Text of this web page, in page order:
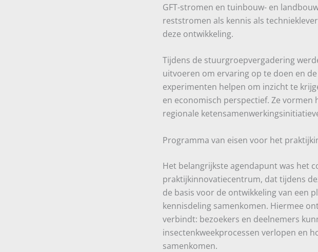
GFT-stromen en tuinbouw- en
reststromen als kennis als
deze ontwikkeling.
Tijdens de stuurgroepvergadering
uitvoeren om ervaring op te doen en
experimenten helpen om inzicht te
en economisch perspectief. Ze
regionale
Programma van eisen voor het
Het belangrijkste agendapunt was het
praktijkinnovatiecentrum, dat tijdens
de basis voor de ontwikkeling van een
kennisdeling samenkomen. Hiermee
verbindt: bezoekers en deelnemers
insectenkweekprocessen verlopen en
samenkomen.